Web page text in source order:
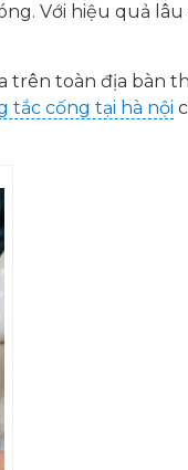
Với hiệu quả lâu
trên toàn địa bàn
tắc cống tại hà nội